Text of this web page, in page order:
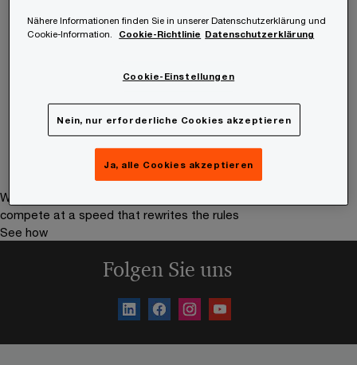
Contact details
E-Mail
We help you meet tomorrow’s tech demands
compete at a speed that rewrites the rules
See how
Folgen Sie uns
Nähere Informationen finden Sie in unserer Datenschutzerklärung und
Cookie-Information.
Cookie-Richtlinie Datenschutzerklärung
Cookie-Einstellungen
Nein, nur erforderliche Cookies akzeptieren
Ja, alle Cookies akzeptieren